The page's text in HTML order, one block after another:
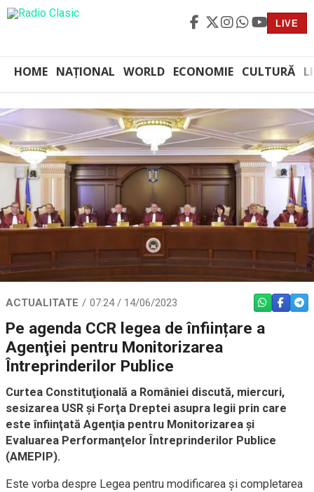
LIVE
HOME NAȚIONAL WORLD ECONOMIE CULTURĂ
ACTUALITATE 07:24 / 14/06/2023 WHATSAPP
Pe agenda CCR legea de înființare a
Agenţiei pentru Monitorizarea
Întreprinderilor Publice
Curtea Constituţională a României discută, miercuri,
sesizarea USR şi Forţa Dreptei asupra legii prin care
este înfiinţată Agenţia pentru Monitorizarea şi
Evaluarea Performanţelor Întreprinderilor Publice
(AMEPIP).
Este vorba despre Legea pentru modificarea şi completarea